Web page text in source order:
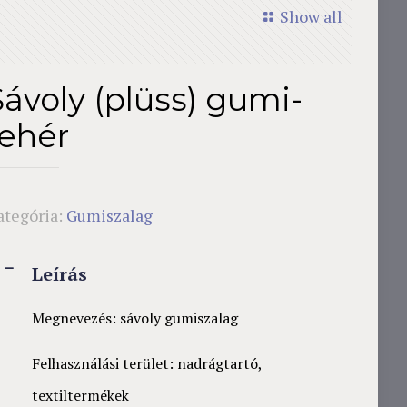
Show all
(plüss) gumi-
Gumiszalag
Leírás
Megnevezés: sávoly gumiszalag
Felhasználási terület: nadrágtartó,
textiltermékek